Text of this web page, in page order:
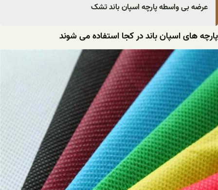
عرضه بی واسطه پارچه اسپان باند تشک
پارچه های اسپان باند در کجا استفاده می شوند